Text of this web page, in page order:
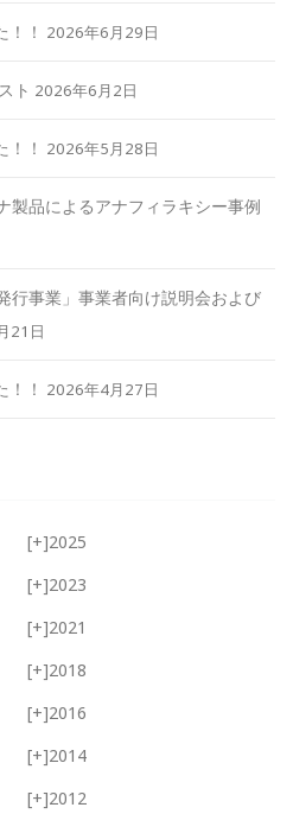
！ 2026年6月29日
ト 2026年6月2日
！ 2026年5月28日
製品によるアナフィラキシー事例
行事業」事業者向け説明会および
21日
！ 2026年4月27日
[+]2025
[+]2023
[+]2021
[+]2018
[+]2016
[+]2014
[+]2012